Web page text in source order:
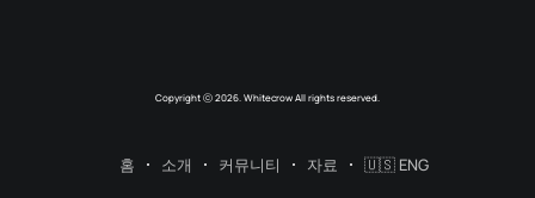
Copyright ⓒ 2026. Whitecrow All rights reserved.
홈 소개 커뮤니티 자료 🇺🇸 ENG